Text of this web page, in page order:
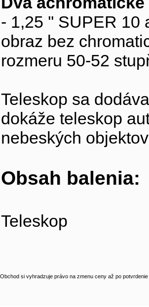
- 1,25 '' SUPER 10
obraz bez
rozmeru 50-52
Teleskop sa
dokáže teleskop
nebeských
Obsah balenia:
Teleskop
Obchod si vyhradzuje právo na zmenu ceny až po